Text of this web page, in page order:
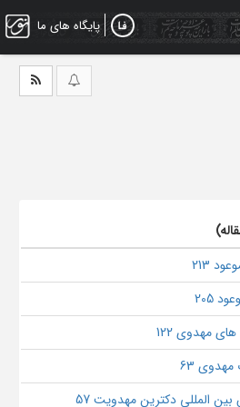
پایگاه های ما
213
205
مهدوی 122
63
المللی دکترین مهدویت 57